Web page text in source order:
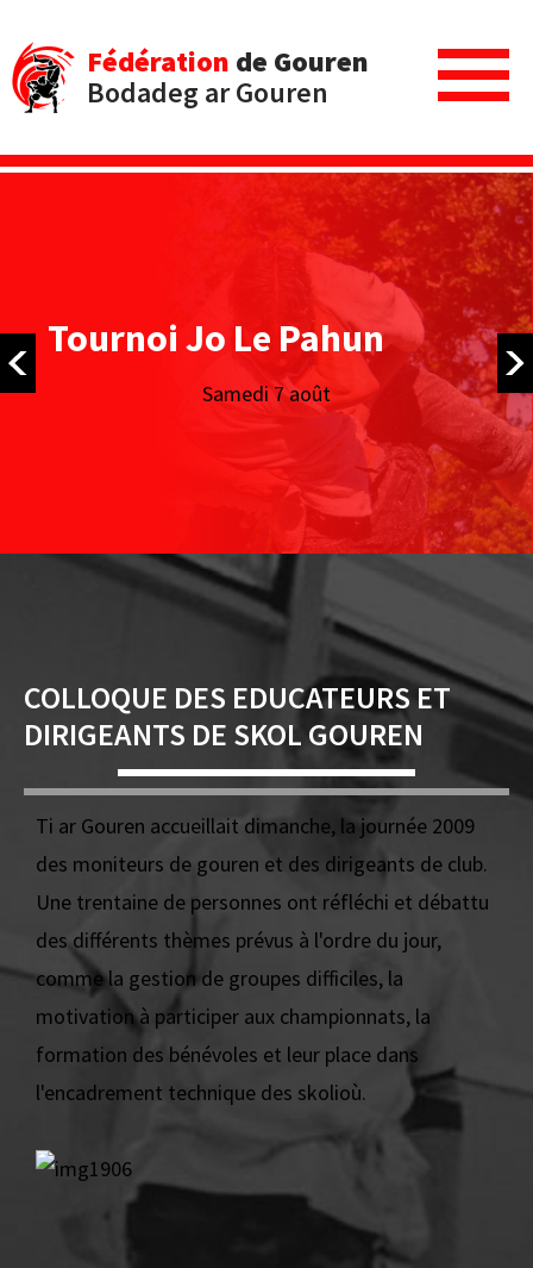
Fédération de Gouren
Bodadeg ar Gouren
Tournoi Jo Le Pahun
Samedi 7 août
COLLOQUE DES EDUCATEURS ET
DIRIGEANTS DE SKOL GOUREN
Ti ar Gouren accueillait dimanche, la journée 2009
des moniteurs de gouren et des dirigeants de club.
Une trentaine de personnes ont réfléchi et débattu
des différents thèmes prévus à l'ordre du jour,
comme la gestion de groupes difficiles, la
motivation à participer aux championnats, la
formation des bénévoles et leur place dans
l'encadrement technique des skolioù.